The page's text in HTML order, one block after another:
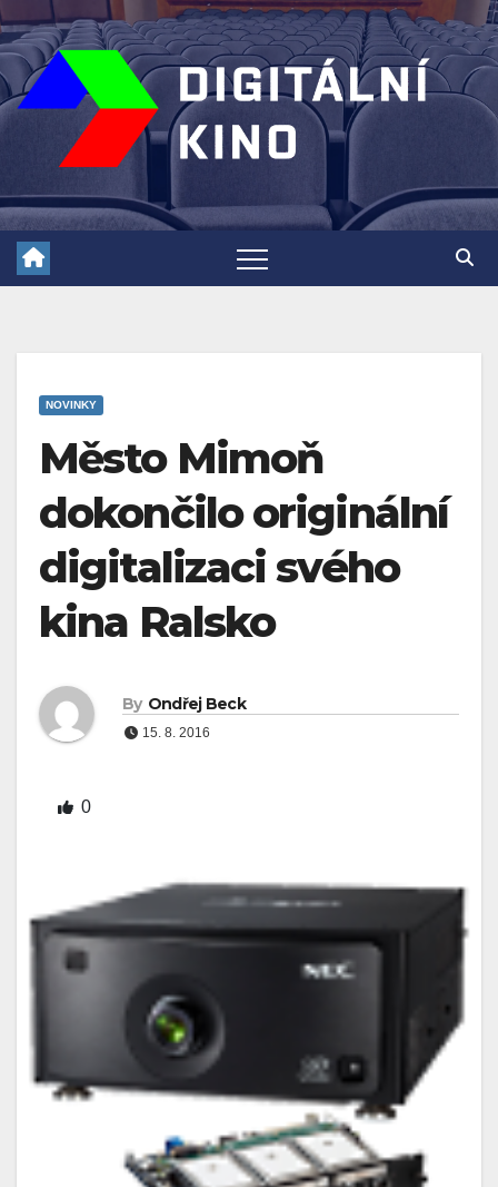
Skip
to
content
NOVINKY
Město Mimoň
dokončilo originální
digitalizaci svého
kina Ralsko
By Ondřej Beck
15. 8. 2016
0